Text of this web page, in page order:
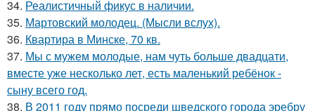
34. Реалистичный фикус в наличии.
35. Мартовский молодец. (Мысли вслух).
36. Квартира в Минске, 70 кв.
37. Мы с мужем молодые, нам чуть больше двадцати,
вместе уже несколько лет, есть маленький ребёнок -
сыну всего год.
38. В 2011 году прямо посреди шведского города эребру